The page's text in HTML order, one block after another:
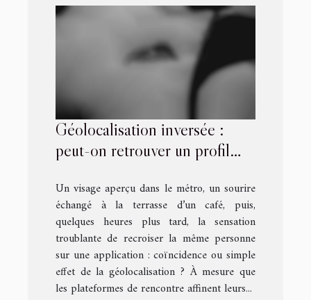
Géolocalisation inversée :
peut-on retrouver un profil
application ?
Un visage aperçu dans le métro, un sourire
échangé à la terrasse d’un café, puis,
quelques heures plus tard, la sensation
troublante de recroiser la même personne
sur une application : coïncidence ou simple
effet de la géolocalisation ? À mesure que
les plateformes de rencontre affinent leurs...